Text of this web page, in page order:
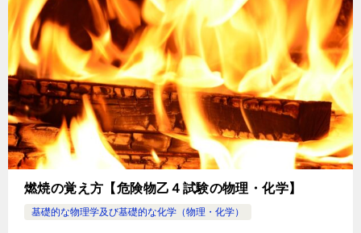
燃焼の覚え方【危険物乙４試験の物理・化学】
基礎的な物理学及び基礎的な化学（物理・化学）